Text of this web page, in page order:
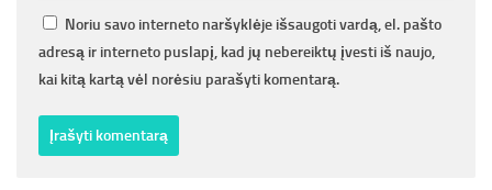
Noriu savo interneto naršyklėje išsaugoti vardą, el. pašto
adresą ir interneto puslapį, kad jų nebereiktų įvesti iš naujo,
kai kitą kartą vėl norėsiu parašyti komentarą.